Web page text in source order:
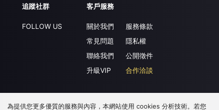
追蹤社群
FOLLOW US
客戶服務
關於我們
常見問題
聯絡我們
升級VIP
服務條款
隱私權
公開徵件
合作洽談
下載 APP
為提供您更多優質的服務與內容，本網站使用 cookies 分析技術。若您